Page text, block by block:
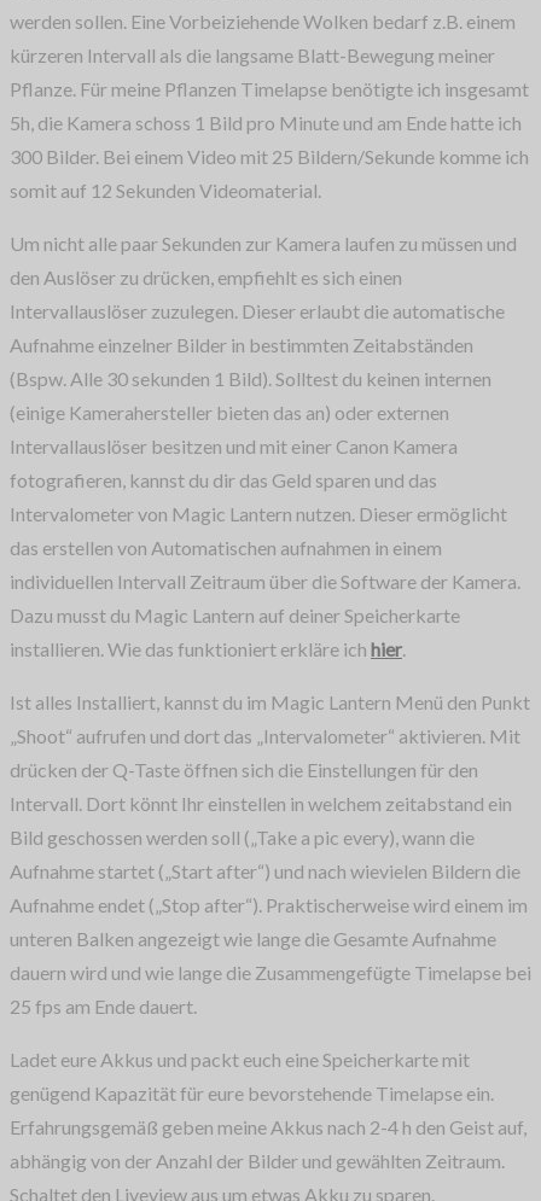
werden sollen. Eine Vorbeiziehende Wolken bedarf z.B. einem
kürzeren Intervall als die langsame Blatt-Bewegung meiner
Pflanze. Für meine Pflanzen Timelapse benötigte ich insgesamt
5h, die Kamera schoss 1 Bild pro Minute und am Ende hatte ich
300 Bilder. Bei einem Video mit 25 Bildern/Sekunde komme ich
somit auf 12 Sekunden Videomaterial.
Um nicht alle paar Sekunden zur Kamera laufen zu müssen und
den Auslöser zu drücken, empfiehlt es sich einen
Intervallauslöser zuzulegen. Dieser erlaubt die automatische
Aufnahme einzelner Bilder in bestimmten Zeitabständen
(Bspw. Alle 30 sekunden 1 Bild). Solltest du keinen internen
(einige Kamerahersteller bieten das an) oder externen
Intervallauslöser besitzen und mit einer Canon Kamera
fotografieren, kannst du dir das Geld sparen und das
Intervalometer von Magic Lantern nutzen. Dieser ermöglicht
das erstellen von Automatischen aufnahmen in einem
individuellen Intervall Zeitraum über die Software der Kamera.
Dazu musst du Magic Lantern auf deiner Speicherkarte
installieren. Wie das funktioniert erkläre ich hier
Ist alles Installiert, kannst du im Magic Lantern Menü den Punkt
„Shoot“ aufrufen und dort das „Intervalometer“ aktivieren. Mit
drücken der Q-Taste öffnen sich die Einstellungen für den
Intervall. Dort könnt Ihr einstellen in welchem zeitabstand ein
Bild geschossen werden soll („Take a pic every), wann die
Aufnahme startet („Start after“) und nach wievielen Bildern die
Aufnahme endet („Stop after“). Praktischerweise wird einem im
unteren Balken angezeigt wie lange die Gesamte Aufnahme
dauern wird und wie lange die Zusammengefügte Timelapse bei
25 fps am Ende dauert.
Ladet eure Akkus und packt euch eine Speicherkarte mit
genügend Kapazität für eure bevorstehende Timelapse ein.
Erfahrungsgemäß geben meine Akkus nach 2-4 h den Geist auf,
abhängig von der Anzahl der Bilder und gewählten Zeitraum.
Schaltet den Liveview aus um etwas Akku zu sparen.